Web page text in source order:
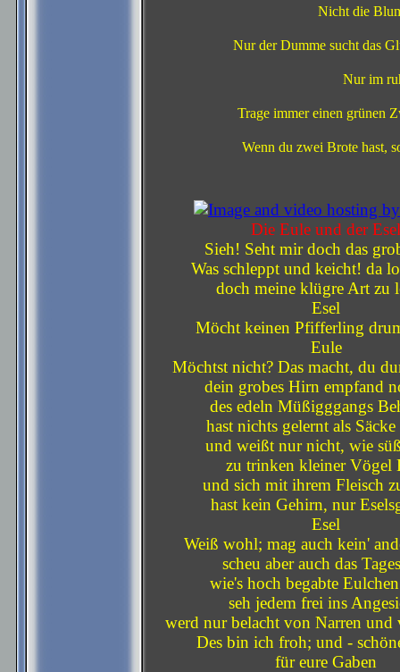
Nicht die
Nur der Dumme sucht das
Nur im
Trage immer einen grünen
Wenn du zwei Brote hast,
Die Eule und der Esel
Sieh! Seht mir doch das
Was schleppt und keicht! da
doch meine klügre Art zu
Esel
Möcht keinen Pfifferling
Eule
Möchtst nicht? Das macht, du
dein grobes Hirn empfand
des edeln Müßigggangs
hast nichts gelernt als Säcke
und weißt nur nicht, wie
zu trinken kleiner Vögel
und sich mit ihrem Fleisch
hast kein Gehirn, nur
Esel
Weiß wohl; mag auch kein'
scheu aber auch das
wie's hoch begabte
seh jedem frei ins
werd nur belacht von Narren und
Des bin ich froh; und -
für eure Gaben